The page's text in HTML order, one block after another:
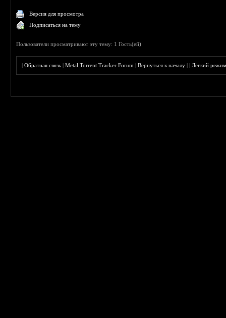
Версия для просмотра
Подписаться на тему
Пользователи просматривают эту тему: 1 Гость(ей)
|Обратная связь |Metal Torrent Tracker Forum |Вернуться к началу ||Лёгкий